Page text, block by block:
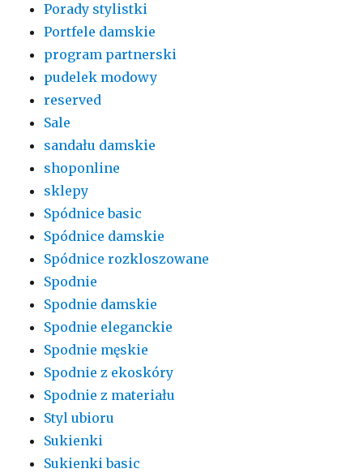
Porady stylistki
Portfele damskie
program partnerski
pudelek modowy
reserved
Sale
sandału damskie
shoponline
sklepy
Spódnice basic
Spódnice damskie
Spódnice rozkloszowane
Spodnie
Spodnie damskie
Spodnie eleganckie
Spodnie męskie
Spodnie z ekoskóry
Spodnie z materiału
Styl ubioru
Sukienki
Sukienki basic